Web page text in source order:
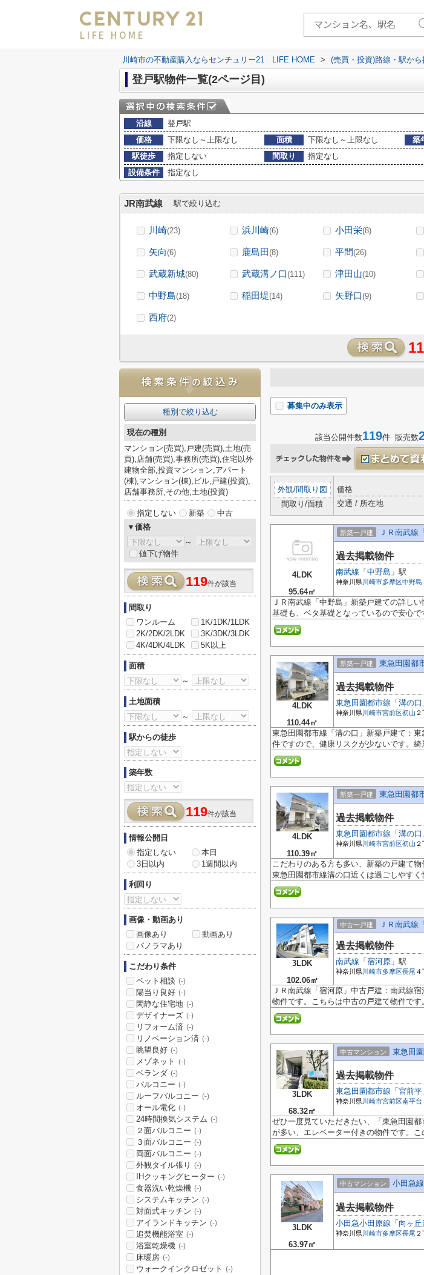
LIFE HOME
川崎市の不動産購入ならセンチュリー21 LIFE HOME > (売買・投資)路線・駅から
登戸駅物件一覧(2ページ目)
沿線
登戸駅
価格
下限なし～上限なし 面積 下限なし～上限なし 築
駅徒歩
指定しない 間取り
指定なし
設備条件
指定なし
JR南武線 駅で絞り込む
川崎(23) 浜川崎(6) 小田栄(8)
矢向(6) 鹿島田(8) 平間(26)
武蔵新城(80) 武蔵溝ノ口(111) 津田山(10)
中野島(18) 稲田堤(14) 矢野口(9)
西府(2)
募集中のみ表示
該当公開件数119件 販売数
外観/間取り図
間取り/面積
価格
交通 / 所在地
4LDK
95.64㎡
新築一戸建 ＪＲ南武線
過去掲載物件
南武線 「 中野島 」駅
神奈川県川崎市多摩区中野島
ＪＲ南武線「中野島」新築戸建ての詳し
基礎も、ベタ基礎となっているので安心
4LDK
110.44㎡
新築一戸建 東急田園都
過去掲載物件
東急田園都市線 「 溝の口
神奈川県川崎市宮前区初山 ２
東急田園都市線「溝の口」新築戸建て：
件ですので、健康リスクが少ないです。
4LDK
110.39㎡
新築一戸建 東急田園都
過去掲載物件
東急田園都市線 「 溝の口
神奈川県川崎市宮前区初山 ２
こだわりのある方も多い、新築の戸建て
東急田園都市線溝の口近くは過ごしやす
3LDK
102.06㎡
中古一戸建 ＪＲ南武線
過去掲載物件
南武線 「 宿河原 」駅
神奈川県川崎市多摩区長尾 ４
ＪＲ南武線「宿河原」中古戸建：南武線
物件です。こちらは中古の戸建て物件で
3LDK
68.32㎡
中古マンション 東急田
過去掲載物件
東急田園都市線 「 宮前平
神奈川県川崎市宮前区南平台
ぜひ一度見ていただきたい、「東急田園
が多い、エレベーター付きの物件です。
3LDK
63.97㎡
中古マンション 小田急
過去掲載物件
小田急小田原線 「 向ヶ丘
神奈川県川崎市多摩区長尾 ２
種別で絞り込む
現在の種別
マンション(売買),戸建(売買),土地(売
買),店舗(売買),事務所(売買),住宅以外
建物全部,投資マンション,アパート
(棟),マンション(棟),ビル,戸建(投資),
店舗事務所,その他,土地(投資)
指定しない 新築
中古
▼価格
～
値下げ物件
119件が該当
間取り
ワンルーム
1K/1DK/1LDK
2K/2DK/2LDK
3K/3DK/3LDK
4K/4DK/4LDK
5K以上
面積
～
土地面積
～
駅からの徒歩
築年数
119件が該当
情報公開日
指定しない
本日
3日以内
1週間以内
利回り
画像・動画あり
画像あり
動画あり
パノラマあり
こだわり条件
ペット相談 (-)
陽当り良好 (-)
閑静な住宅地 (-)
デザイナーズ (-)
リフォーム済 (-)
リノベーション済 (-)
眺望良好 (-)
メゾネット (-)
ベランダ (-)
バルコニー (-)
ルーフバルコニー (-)
オール電化 (-)
24時間換気システム (-)
２面バルコニー (-)
３面バルコニー (-)
両面バルコニー (-)
外観タイル張り (-)
IHクッキングヒーター (-)
食器洗い乾燥機 (-)
システムキッチン (-)
対面式キッチン (-)
アイランドキッチン (-)
追焚機能浴室 (-)
浴室乾燥機 (-)
床暖房 (-)
ウォークインクロゼット (-)